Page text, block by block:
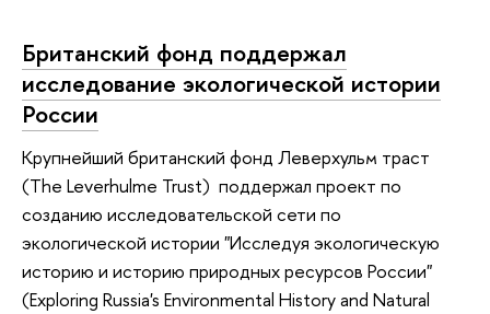
Британский фонд поддержал
исследование экологической истории
России
Крупнейший британский фонд Леверхульм траст
(The Leverhulme Trust) поддержал проект по
созданию исследовательской сети по
экологической истории "Исследуя экологическую
историю и историю природных ресурсов России"
(Exploring Russia's Environmental History and Natural